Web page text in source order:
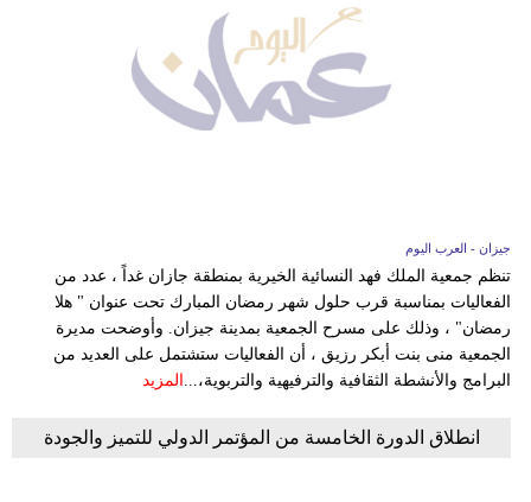
جيزان - العرب اليوم
تنظم جمعية الملك فهد النسائية الخيرية بمنطقة جازان غداً ، عدد من
الفعاليات بمناسبة قرب حلول شهر رمضان المبارك تحت عنوان " هلا
رمضان" ، وذلك على مسرح الجمعية بمدينة جيزان. وأوضحت مديرة
الجمعية منى بنت أبكر رزيق ، أن الفعاليات ستشتمل على العديد من
البرامج والأنشطة الثقافية والترفيهية والتربوية،... المزيد
انطلاق الدورة الخامسة من المؤتمر الدولي للتميز والجودة